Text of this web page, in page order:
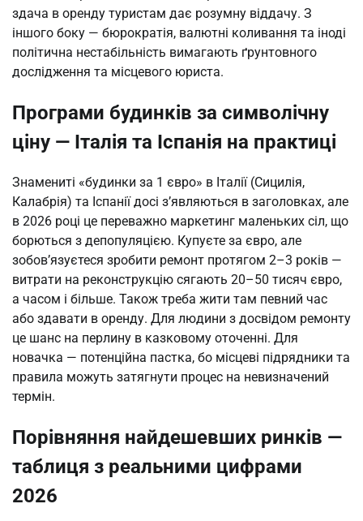
здача в оренду туристам дає розумну віддачу. З
іншого боку — бюрократія, валютні коливання та іноді
політична нестабільність вимагають ґрунтовного
дослідження та місцевого юриста.
Програми будинків за символічну
ціну — Італія та Іспанія на практиці
Знамениті «будинки за 1 євро» в Італії (Сицилія,
Калабрія) та Іспанії досі з’являються в заголовках, але
в 2026 році це переважно маркетинг маленьких сіл, що
борються з депопуляцією. Купуєте за євро, але
зобов’язуєтеся зробити ремонт протягом 2–3 років —
витрати на реконструкцію сягають 20–50 тисяч євро,
а часом і більше. Також треба жити там певний час
або здавати в оренду. Для людини з досвідом ремонту
це шанс на перлину в казковому оточенні. Для
новачка — потенційна пастка, бо місцеві підрядники та
правила можуть затягнути процес на невизначений
термін.
Порівняння найдешевших ринків —
таблиця з реальними цифрами
2026